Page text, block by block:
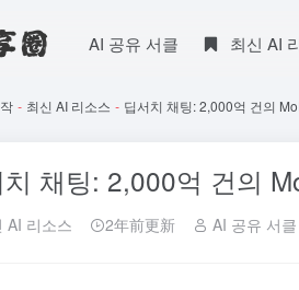
AI 공유 서클 최신 AI
- 최신 AI 리소스 - 딥서치 채팅: 2,000억 건의
채팅: 2,000억 건의
AI 리소스 2年前更新 AI 공유 서클